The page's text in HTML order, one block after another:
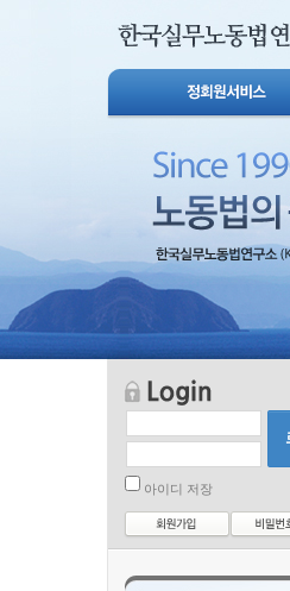
아이디 저장